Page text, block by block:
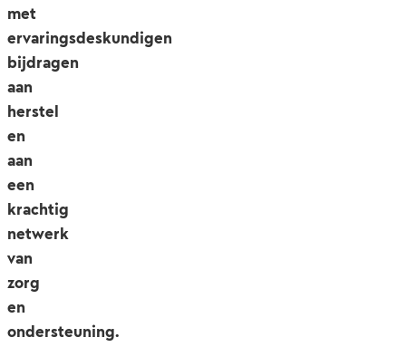
met
ervaringsdeskundigen
bijdragen
aan
herstel
en
aan
een
krachtig
netwerk
van
zorg
en
ondersteuning.